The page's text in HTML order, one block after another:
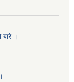
बारे ।